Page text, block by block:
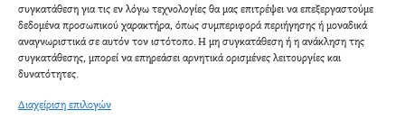
συγκατάθεση για τις εν λόγω τεχνολογίες θα μας επιτρέψει να επεξεργαστούμε
δεδομένα προσωπικού χαρακτήρα, όπως συμπεριφορά περιήγησης ή μοναδικά
αναγνωριστικά σε αυτόν τον ιστότοπο. Η μη συγκατάθεση ή η ανάκληση της
συγκατάθεσης, μπορεί να επηρεάσει αρνητικά ορισμένες λειτουργίες και
δυνατότητες.
Διαχείριση επιλογών
Τεχνολογία
Υγεία
Φαντασία